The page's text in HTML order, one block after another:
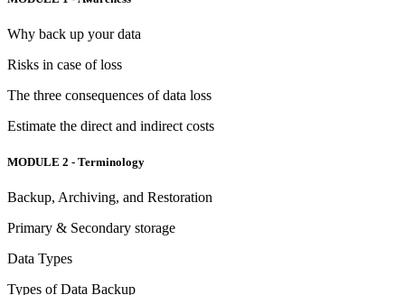
Why back up your data
Risks in case of loss
The three consequences of data loss
Estimate the direct and indirect costs
MODULE 2 - Terminology
Backup, Archiving, and Restoration
Primary & Secondary storage
Data Types
Types of Data Backup